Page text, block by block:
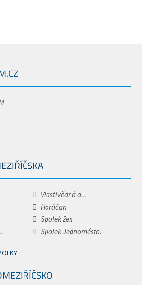
Vlastivědná a...
Horáčan
Spolek žen
Spolek Jednoměsto.